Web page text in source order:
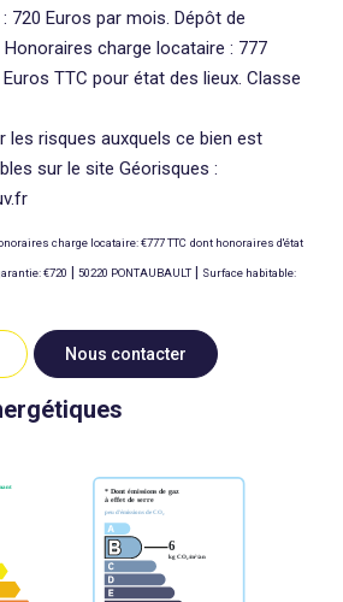
720 Euros par mois. Dépôt de
Honoraires charge locataire : 777
TTC pour état des lieux. Classe
risques auxquels ce bien est
sur le site Géorisques :
charge locataire: €777 TTC dont honoraires d'état
€720 | 50220 PONTAUBAULT | Surface habitable:
Nous contacter